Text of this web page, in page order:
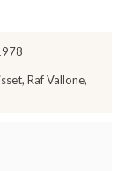
Raf Vallone,